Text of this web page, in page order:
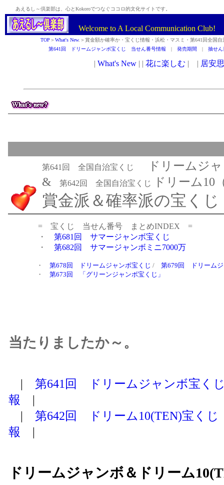
あえるし～倶楽部は、心とKokoroでつなぐココロ的文化サイトです。
Welcome to A Local Communication
TOP ＞What's New.＞賞金額か確率か・宝くじ情報・浜松・マスミ・第641回全国
第641回 ドリームジャンボ宝くじ 当せん番号情報
|発売期間 |抽せん
第641回 全国自治宝くじ
ドリームジャ
&
第642回 全国自治宝くじ ドリーム
賞金派＆確率派の宝く
当たりましたか～。
| 第641回 ドリームジャンボ宝
報 |
| 第642回 ドリーム10(TEN)宝く
報 |
ドリームジャンボ＆ドリーム